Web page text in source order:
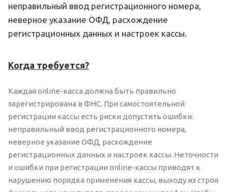
неправильный ввод регистрационного номера,
неверное указание ОФД, расхождение
регистрационных данных и настроек кассы.
Когда требуется?
Каждая online-касса должна быть правильно
зарегистрирована в ФНС. При самостоятельной
регистрации кассы есть риски допустить ошибки:
неправильный ввод регистрационного номера,
неверное указание ОФД, расхождение
регистрационных данных и настроек кассы. Неточности
и ошибки при регистрации online-кассы приводят к
нарушению порядка применения кассы, выходу из строя